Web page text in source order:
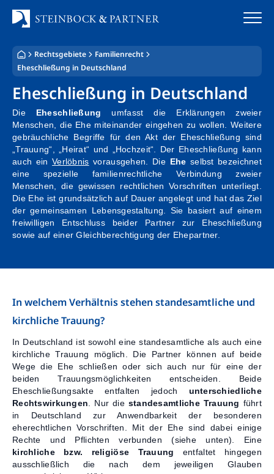
Inhalt
springen
Startseite
Kanzlei
Team
Standorte
Rechtsgebiete
Steuerberatung
Stellenangebote
Kontakt
Rechtsgebiete
Familienrecht
Eheschließung in Deutschland
Eheschließung in Deutschland
Die Eheschließung umfasst die Erklärungen zweier
Menschen, die Ehe miteinander eingehen zu wollen. Weitere
gebräuchliche Begriffe für den Akt der Eheschließung sind
„Trauung“, „Heirat“ und „Hochzeit“. Der Eheschließung kann
auch einVerlöbnis vorausgehen. Die Ehe selbst bezeichnet
eine spezielle familienrechtliche Verbindung zweier
Menschen, die gewissen rechtlichen Vorschriften unterliegt.
Die Ehe ist grundsätzlich auf Dauer angelegt und hat das Ziel
der gemeinsamen Lebensgestaltung. Sie basiert auf einem
freiwilligen Entschluss beider Partner zur Eheschließung
sowie auf einer Gleichberechtigung der Ehepartner.
In welchem Verhältnis stehen standesamtliche und
kirchliche Trauung?
In Deutschland ist sowohl eine standesamtliche als auch eine
kirchliche Trauung möglich. Die Partner können auf beide
Wege die Ehe schließen oder sich auch nur für eine der
beiden Trauungsmöglichkeiten entscheiden. Beide
Eheschließungsakte entfalten jedoch unterschiedliche
Rechtswirkungen . Nur die standesamtliche Trauung führt
in Deutschland zur Anwendbarkeit der besonderen
eherechtlichen Vorschriften. Mit der Ehe sind dabei einige
Rechte und Pflichten verbunden (siehe unten). Eine
kirchliche bzw. religiöse Trauung entfaltet hingegen
ausschließlich die nach dem jeweiligen Glauben